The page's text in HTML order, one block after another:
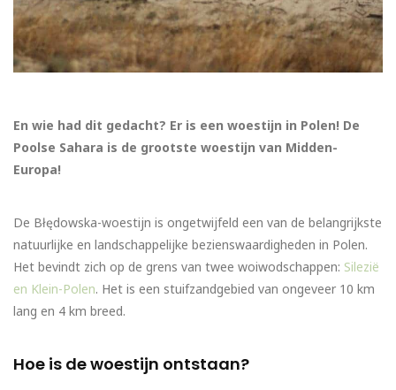
En wie had dit gedacht? Er is een woestijn in Polen! De
Poolse Sahara is de grootste woestijn van Midden-
Europa!
De Błędowska-woestijn is ongetwijfeld een van de belangrijkste
natuurlijke en landschappelijke bezienswaardigheden in Polen.
Het bevindt zich op de grens van twee woiwodschappen: Silezië
en Klein-Polen. Het is een stuifzandgebied van ongeveer 10 km
lang en 4 km breed.
Hoe is de woestijn ontstaan?